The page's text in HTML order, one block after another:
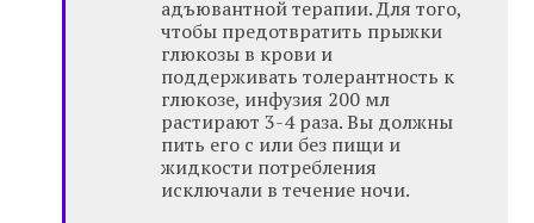
адъювантной терапии. Для того,
чтобы предотвратить прыжки
глюкозы в крови и
поддерживать толерантность к
глюкозе, инфузия 200 мл
растирают 3-4 раза. Вы должны
пить его с или без пищи и
жидкости потребления
исключали в течение ночи.